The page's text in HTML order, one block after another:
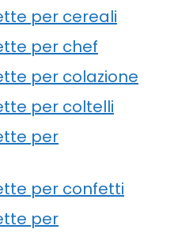
per cereali
per chef
per colazione
per coltelli
per
per confetti
per